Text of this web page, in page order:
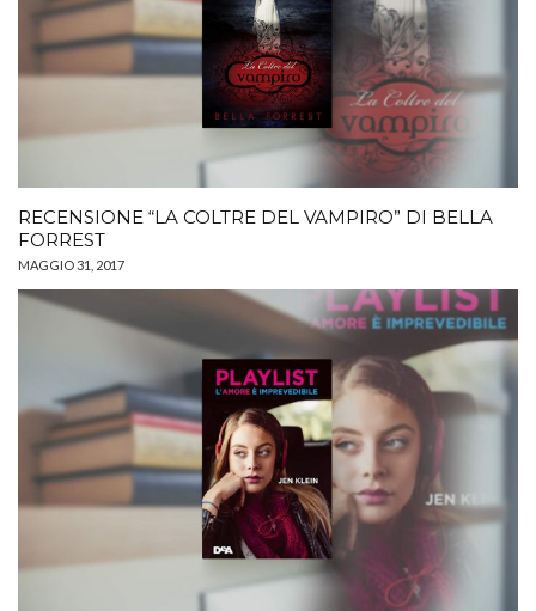
RECENSIONE “LA COLTRE DEL VAMPIRO” DI BELLA
FORREST
MAGGIO 31, 2017